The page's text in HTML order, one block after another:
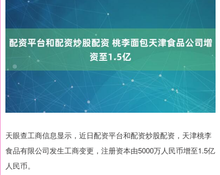
天眼查工商信息显示，近日配资平台和配资炒股配资，天津桃李
食品有限公司发生工商变更，注册资本由5000万人民币增至1.5亿
人民币。